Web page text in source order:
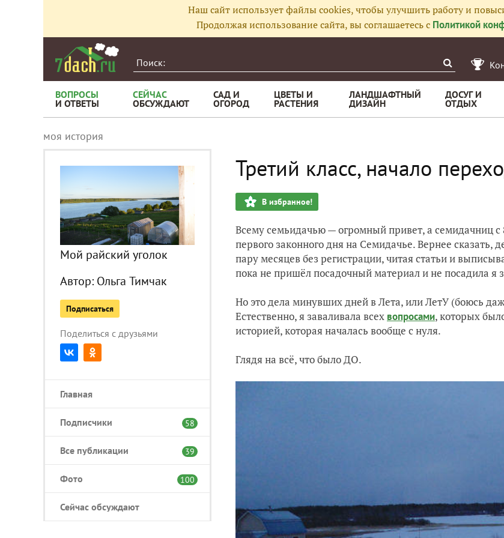
Наш сайт использует файлы cookies, чтобы улучшить работу и
Продолжая использование сайта, вы соглашаетесь с Политикой
ВОПРОСЫ
И ОТВЕТЫ
СЕЙЧАС
ОБСУЖДАЮТ
САД И
ОГОРОД
ЦВЕТЫ И
РАСТЕНИЯ
ЛАНДШАФТНЫЙ
ДИЗАЙН
ДОСУГ И
ОТДЫХ
моя история
Мой райский уголок
Автор: Ольга Тимчак
Подписаться
Поделиться с друзьями
Главная
Подписчики 58
Все публикации 39
Фото 100
Сейчас обсуждают
Третий класс, начало
В избранное!
Всему семьидачью — огромный привет, а семидачниц с
первого законного дня на Семидачье. Вернее сказать,
пару месяцев без регистрации, читая статьи и
пока не пришёл посадочный материал и не посадила я
Но это дела минувших дней в Лета, или ЛетУ (боюсь
Естественно, я заваливала всех вопросами, которых
историей, которая началась вообще с нуля.
Глядя на всё, что было ДО.